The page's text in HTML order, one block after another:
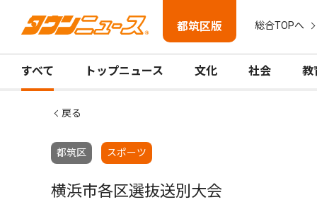
都筑区版 総合TOPへ
すべて トップニュース 文化 社会 教
戻る
都筑区 スポーツ
横浜市各区選抜送別大会